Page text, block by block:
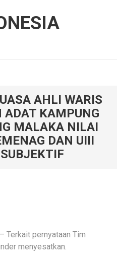
AHLI WARIS
KAMPUNG
MALAKA NILAI
DAN UIII
Terkait pernyataan Tim
menyesatkan.